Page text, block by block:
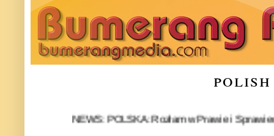
NEWS: POLSKA: Rozłam w Prawie i